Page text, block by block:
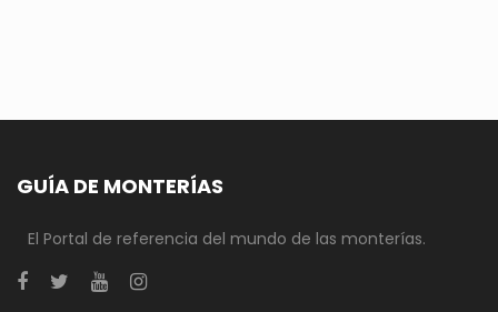
GUÍA DE MONTERÍAS
El Portal de referencia del mundo de las monterías.